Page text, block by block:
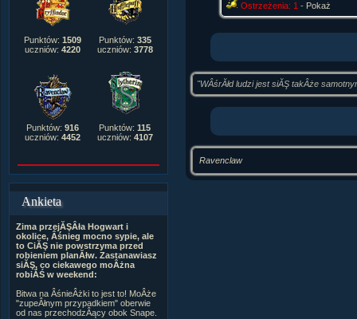
Punktów: 1509
uczniów: 4220
Punktów: 335
uczniów: 3778
Punktów: 916
uczniów: 4452
Punktów: 115
uczniów: 4107
Ankieta
Zima przejĂŞÂła Hogwart i
okolice, Âśnieg mocno sypie, ale
to CiĂŞ nie powstrzyma przed
robieniem planĂłw. Zastanawiasz
siĂŞ, co ciekawego moÂżna
robiĂŚ w weekend:
Bitwa na ÂśnieÂżki to jest to! MoÂże
"zupeÂłnym przypadkiem" oberwie
od nas przechodzÂący obok Snape.
Ostrzeżenia: 1 - Pokaż
"WÂśrĂłd ludzi jest siĂŞ takÂże
Ravenclaw